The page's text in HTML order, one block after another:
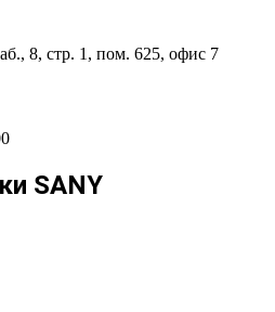
8, стр. 1, пом. 625, офис 7
SANY